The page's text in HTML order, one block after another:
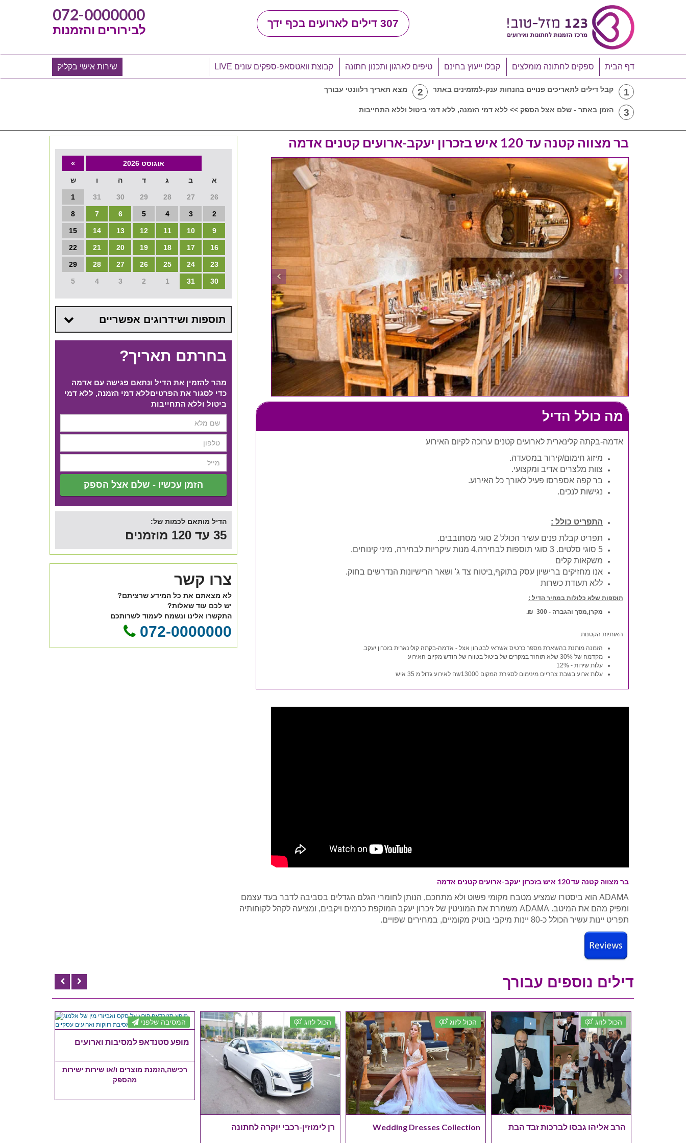
307 דילים לארועים בכף ידך 072-0000000
לבירורים והזמנות
דף הבית ספקים לחתונה מומלצים קבלו ייעוץ בחינם טיפים לארגון ותכנון חתונה קבוצת וואטסאפ-ספקים עונים LIVE שירות אישי בקליק
1 קבל דילים לתאריכים פנויים בהנחות ענק-למזמינים באתר 2 מצא תאריך רלוונטי עבורך
3 הזמן באתר - שלם אצל הספק >> ללא דמי הזמנה, ללא דמי ביטול וללא התחייבות
אוגוסט 2026 »
א ב ג ד ה ו ש
26
27
28
29
30
31
1
2
3
4
5
6
7
8
9
10
11
12
13
14
15
16
17
18
19
20
21
22
23
24
25
26
27
28
29
30
31
1
2
3
4
5
תוספות ושידרוגים אפשריים
בחרתם תאריך?
מהר להזמין את הדיל ונתאם פגישה עם אדמה
כדי לסגור את הפרטים​ ללא דמי הזמנה, ללא דמי
ביטול וללא התחייבות
הזמן עכשיו - שלם אצל הספק
הדיל מותאם לכמות של:
35 עד 120 מוזמנים
צרו קשר
לא מצאתם את כל המידע שרציתם?
יש לכם עוד שאלות?
התקשרו אלינו ונשמח לעמוד לשרותכם
072-0000000
בר מצווה קטנה עד 120 איש בזכרון יעקב-ארועים קטנים אדמה
מה כולל הדיל
אדמה-בקתה קלינארית לארועים קטנים ערוכה לקיום האירוע
מיזוג חימום/קירור במסעדה.
צוות מלצרים אדיב ומקצועי.
בר קפה אספרסו פעיל לאורך כל האירוע.
נגישות לנכים.
התפריט כולל :
תפריט קבלת פנים עשיר הכולל 2 סוגי מסתובבים.
5 סוגי סלטים. 3 סוגי תוספות לבחירה,4 מנות עיקריות לבחירה, מיני קינוחים.
משקאות קלים
אנו מחזיקים ברישיון עסק בתוקף,ביטוח צד ג' ושאר הרישיונות הנדרשים בחוק.
ללא תעודת כשרות
תוספות שלא כלולות במחיר הדיל :
מקרן,מסך והגברה - 300 ₪.
האותיות הקטנות:
הזמנה מותנת בהשארת מספר כרטיס אשראי לבטחון אצל - אדמה-בקתה קולינארית בזכרון יעקב.
מקדמה של 30% שלא תוחזר במקרים של ביטול בטווח של חודש מקיום האירוע
עלות שירות - 12%
עלות ארוע בשבת צהריים מינימום לסגירת המקום 13000שח לאירוע גדול מ 35 איש
בר מצווה קטנה עד 120 איש בזכרון יעקב-ארועים קטנים אדמה
ADAMA הוא ביסטרו שמציע מטבח מקומי פשוט ולא מתחכם, הנותן לחומרי הגלם הגדלים בסביבה לדבר בעד עצמם
ומפיק מהם את המיטב. ADAMA משמרת את המוניטין של זיכרון יעקב המוקפת כרמים ויקבים, ומציעה לקהל לקוחותיה
תפריט יינות עשיר הכולל כ-80 יינות מיקבי בוטיק מקומיים, במחירים שפויים.
דילים נוספים עבורך
הכול לזוג
הרב אליהו גבסו לברכות זבד הבת
הכול לזוג
Wedding Dresses Collection
הכול לזוג
רן לימוזין-רכבי יוקרה לחתונה
המסיבה שלפני
מופע סטנדאפ למסיבות וארועים
רכישה,הזמנת מוצרים ו/או שירות ישירות
מהספק